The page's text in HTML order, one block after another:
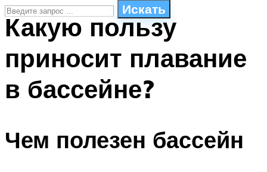
Искать
СТИЛИ ПЛАВАНЬЯ
ПЛАВАНЬЕ ДЛЯ ДЕТЕЙ
БАССЕЙН ДЛЯ ДОМА
МЕНЮ
Какую пользу
приносит плавание
в бассейне?
Чем полезен бассейн